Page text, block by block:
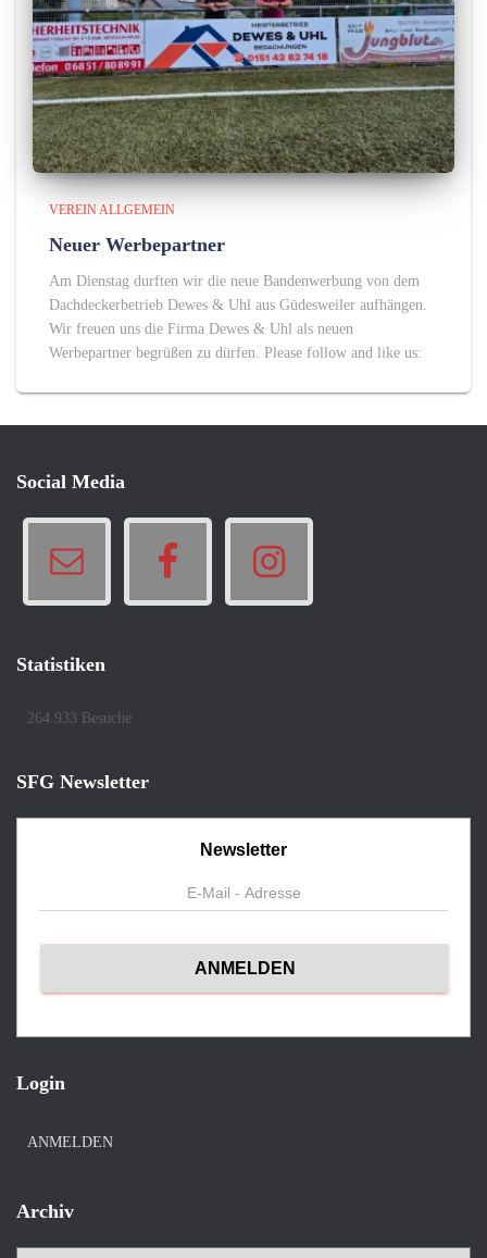
VEREIN ALLGEMEIN
Neuer Werbepartner
Am Dienstag durften wir die neue Bandenwerbung von dem
Dachdeckerbetrieb Dewes & Uhl aus Güdesweiler aufhängen.
Wir freuen uns die Firma Dewes & Uhl als neuen
Werbepartner begrüßen zu dürfen. Please follow and like us:
Social Media
Statistiken
264.933 Besuche
SFG Newsletter
Newsletter
Login
ANMELDEN
Archiv